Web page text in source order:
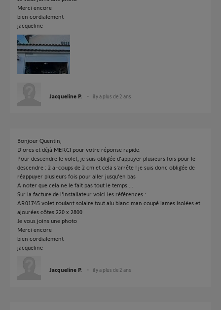
Merci encore
bien cordialement
jacqueline
Jacqueline P. il y a plus de 2 ans
Bonjour Quentin,
D'ores et déjà MERCI pour votre réponse rapide.
Pour descendre le volet, je suis obligée d'appuyer plusieurs fois pour le
descendre : 2 a-coups de 2 cm et cela s'arrête ! je suis donc obligée de
réappuyer plusieurs fois pour aller jusqu'en bas
A noter que cela ne le fait pas tout le temps....
Sur la facture de l'installateur voici les références :
AR01745 volet roulant solaire tout alu blanc man coupé lames isolées et
ajourées côtes 220 x 2800
Je vous joins une photo
Merci encore
bien cordialement
jacqueline
Jacqueline P. il y a plus de 2 ans